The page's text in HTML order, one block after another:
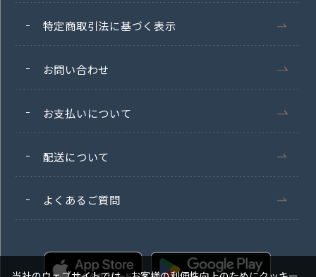
特定商取引法に基づく表示
お問い合わせ
お支払いについて
配送について
よくあるご質問